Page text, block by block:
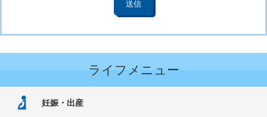
ライフメニュー
妊娠・出産